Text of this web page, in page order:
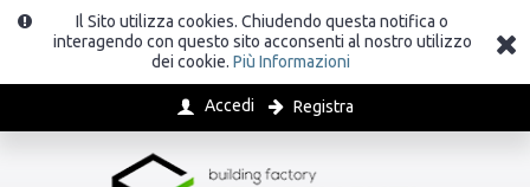
Il Sito utilizza cookies. Chiudendo questa notifica o
interagendo con questo sito acconsenti al nostro utilizzo
dei cookie. Più Informazioni
Accedi Registra